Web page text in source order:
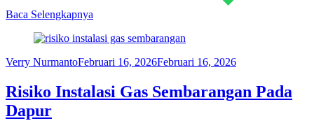
Baca Selengkapnya
Verry NurmantoFebruari 16, 2026Februari 16, 2026
Risiko Instalasi Gas Sembarangan Pada
Dapur